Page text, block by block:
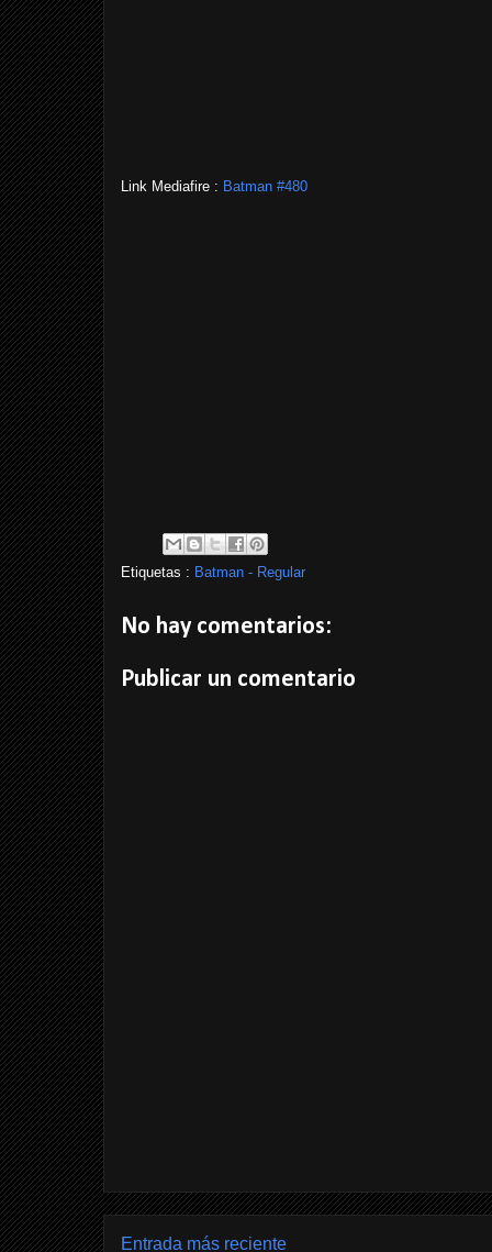
Link Mediafire : Batman #480
Etiquetas : Batman - Regular
No hay comentarios:
Publicar un comentario
Entrada más reciente